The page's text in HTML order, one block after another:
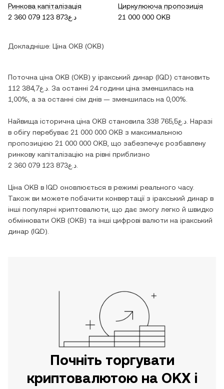
Ринкова капіталізація
د.ع2 360 079 123 873
Циркулююча пропозиція
21 000 000 OKB
Докладніше: Ціна OKB (OKB)
Поточна ціна OKB (OKB) у іракський динар (IQD) становить
د.ع112 384,7. За останні 24 години ціна зменшилась на
1,00%, а за останні сім днів — зменшилась на 0,00%.
Найвища історична ціна OKB становила د.ع338 765,5. Наразі
в обігу перебуває 21 000 000 OKB з максимальною
пропозицією 21 000 000 OKB, що забезпечує розбавлену
ринкову капіталізацію на рівні приблизно
Ціна OKB в IQD оновлюється в режимі реального часу.
Також ви можете побачити конвертації з іракський динар в
інші популярні криптовалюти, що дає змогу легко й швидко
обмінювати OKB (OKB) та інші цифрові валюти на іракський
динар (IQD).
Почніть торгувати
криптовалютою на OKX і